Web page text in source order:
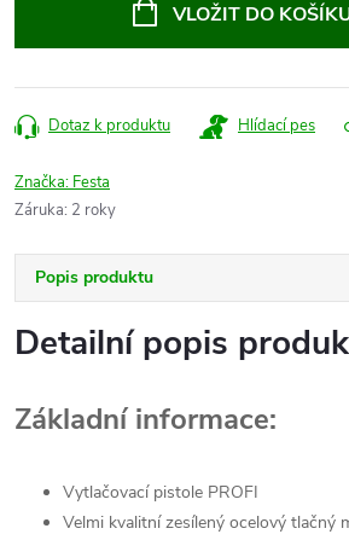
VLOŽIT DO
Dotaz k produktu Hlídací pes
Značka: Festa
Záruka: 2 roky
Popis produktu
Detailní popis
Základní informace:
Vytlačovací pistole PROFI
Velmi kvalitní zesílený ocelový tlačný